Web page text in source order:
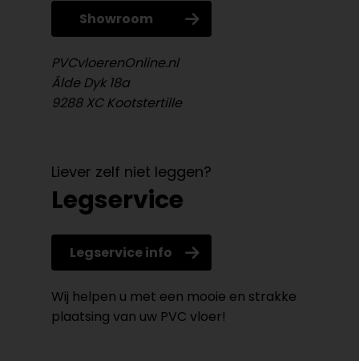
Showroom
PVCvloerenOnline.nl
Âlde Dyk 18a
9288 XC Kootstertille
Liever zelf niet leggen?
Legservice
Legservice info
Wij helpen u met een mooie en strakke
plaatsing van uw PVC vloer!